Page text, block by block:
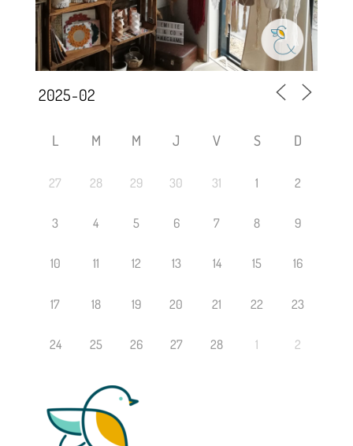
L M M J V S D
27 28 29 30 31 1 2
3 4 5 6 7 8 9
10 11 12 13 14 15 16
17 18 19 20 21 22 23
24 25 26 27 28 1 2